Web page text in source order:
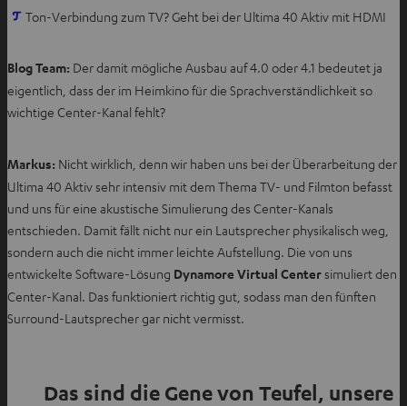
I
e
u
T
a
b
ö
f
f
n
e
Ton-Verbindung zum TV? Geht bei der Ultima 40 Aktiv mit HDMI
Blog Team: Der damit mögliche Ausbau auf 4.0 oder 4.1 bedeutet ja
eigentlich, dass der im Heimkino für die Sprachverständlichkeit so
wichtige Center-Kanal fehlt?
Markus: Nicht wirklich, denn wir haben uns bei der Überarbeitung der
Ultima 40 Aktiv sehr intensiv mit dem Thema TV- und Filmton befasst
und uns für eine akustische Simulierung des Center-Kanals
entschieden. Damit fällt nicht nur ein Lautsprecher physikalisch weg,
sondern auch die nicht immer leichte Aufstellung. Die von uns
entwickelte Software-Lösung Dynamore Virtual Centersimuliert den
Center-Kanal. Das funktioniert richtig gut, sodass man den fünften
Surround-Lautsprecher gar nicht vermisst.
Das sind die Gene von Teufel, unsere